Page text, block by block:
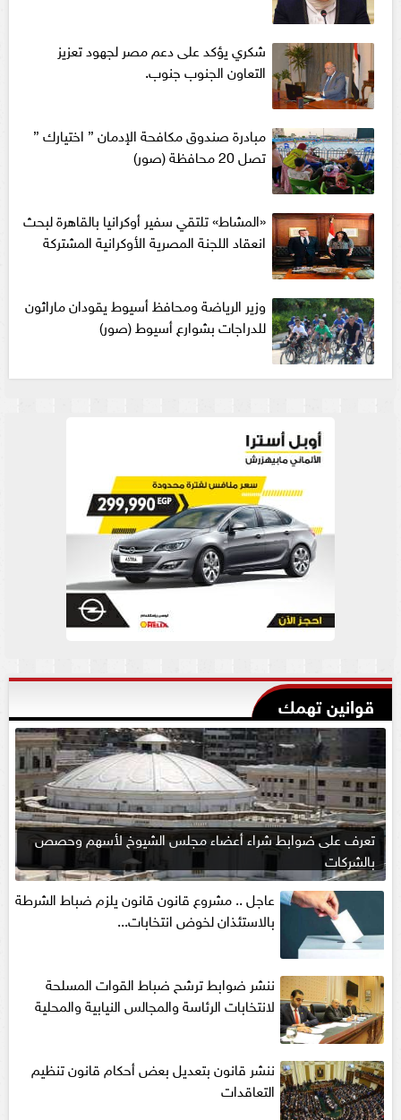
شكري يؤكد على دعم مصر لجهود تعزيز
التعاون الجنوب جنوب.
‬مبادرة صندوق مكافحة الإدمان‪ ‬” اختيارك ”
تصل 20 محافظة (صور)
«المشاط» تلتقي سفير أوكرانيا بالقاهرة لبحث
انعقاد اللجنة المصرية الأوكرانية المشتركة
وزير الرياضة ومحافظ أسيوط يقودان ماراثون
للدراجات بشوارع أسيوط (صور)
قوانين تهمك
تعرف على ضوابط شراء أعضاء مجلس الشيوخ لأسهم وحصص
بالشركات
عاجل .. مشروع قانون قانون يلزم ضباط الشرطة
بالاستئذان لخوض انتخابات...
ننشر ضوابط ترشح ضباط القوات المسلحة
لانتخابات الرئاسة والمجالس النيابية والمحلية‎
ننشر قانون بتعديل بعض أحكام قانون تنظيم
التعاقدات